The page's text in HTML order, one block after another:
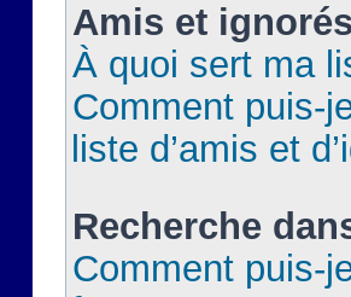
Amis et ignorés
À quoi sert ma
Comment puis-
liste d’amis et
Recherche
Comment puis-